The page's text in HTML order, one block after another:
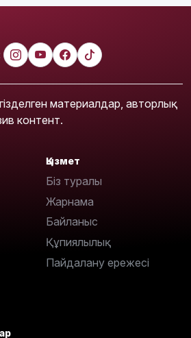
материалдар, авторлық
контент.
Қызмет
Біз туралы
Жарнама
Байланыс
Құпиялылық
Пайдалану ережесі